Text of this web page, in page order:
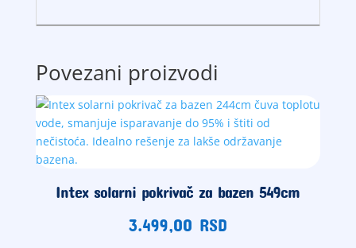
Povezani proizvodi
Intex solarni pokrivač za bazen 549cm
3.499,00 RSD